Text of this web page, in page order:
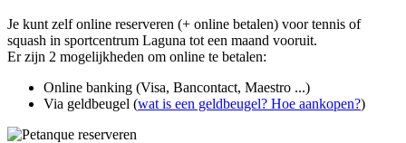
Je kunt zelf online reserveren (+ online betalen) voor tennis of
squash in sportcentrum Laguna tot een maand vooruit.
Er zijn 2 mogelijkheden om online te betalen:
Online banking (Visa, Bancontact, Maestro ...)
Via geldbeugel (wat is een geldbeugel? Hoe aankopen?)